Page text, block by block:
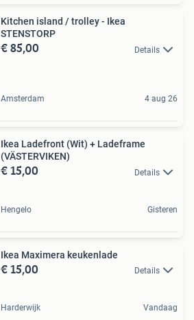
Kitchen island / trolley - Ikea
STENSTORP
€ 85,00 Details
Amsterdam 4 aug 26
Ikea Ladefront (Wit) + Ladeframe
(VÄSTERVIKEN)
€ 15,00 Details
Hengelo Gisteren
Ikea Maximera keukenlade
€ 15,00 Details
Harderwijk Vandaag